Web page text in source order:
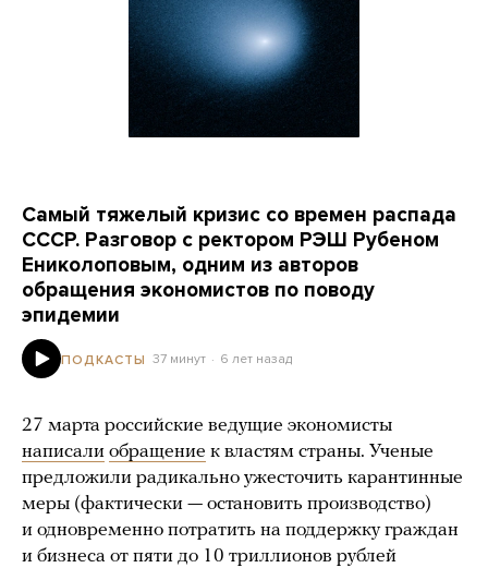
Самый тяжелый кризис со времен распада
СССР. Разговор с ректором РЭШ Рубеном
Ениколоповым, одним из авторов
обращения экономистов по поводу
эпидемии
ПОДКАСТЫ 37 минут 6 лет назад
27 марта российские ведущие экономисты
написали обращение к властям страны. Ученые
предложили радикально ужесточить карантинные
меры (фактически — остановить производство)
и одновременно потратить на поддержку граждан
и бизнеса от пяти до 10 триллионов рублей